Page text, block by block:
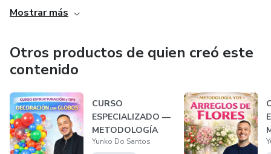
Mostrar más
Otros productos de quien creó este
contenido
CURSO
ESPECIALIZADO —
METODOLOGÍA
YDS EN GLOBOS
Yunko Do Santos